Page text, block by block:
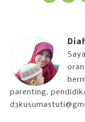
parenting,